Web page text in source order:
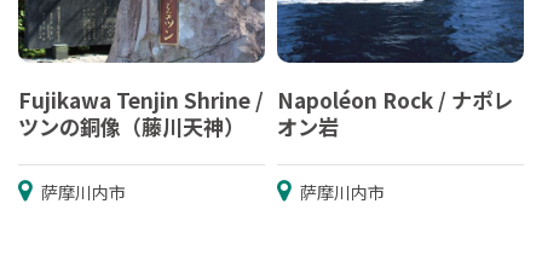
Fujikawa Tenjin Shrine /
ツンの銅像（藤川天神）
萨摩川内市
Napoléon Rock / ナポレ
オン岩
萨摩川内市